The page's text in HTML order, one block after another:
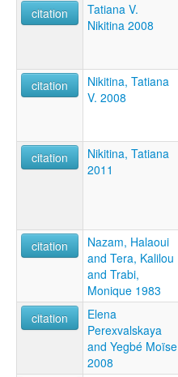
citation
Tatiana V.
Nikitina 2008
citation
Nikitina, Tatiana
V. 2008
citation
Nikitina, Tatiana
2011
citation
Nazam, Halaoui
and Tera, Kalilou
and Trabi,
Monique 1983
citation
Elena
Perexvalskaya
and Yegbé Moïse
2008